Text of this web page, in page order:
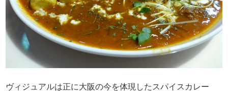
ヴィジュアルは正に大阪の今を体現したスパイスカレー